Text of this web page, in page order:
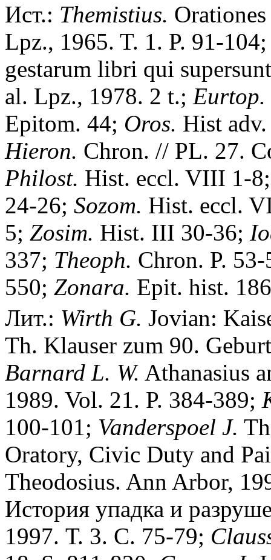
Ист.: Themistius.
Lpz., 1965. T. 1. P. 91-
gestarum libri qui
al. Lpz., 1978. 2 t.; Eurtop.
Epitom. 44; Oros. Hist
Hieron. Chron. // PL. 27.
Philost. Hist. eccl. VIII 1-
24-26; Sozom. Hist. eccl.
5; Zosim. Hist. III 30-36;
337; Theoph. Chron. P.
550; Zonara. Epit. hist.
Лит.: Wirth G. Jovian:
Th. Klauser zum 90.
Barnard L. W. Athanasius
1989. Vol. 21. P. 384-389;
100-101; Vanderspoel J.
Oratory, Civic Duty and
Theodosius. Ann Arbor,
История упадка и
1997. Т. 3. С. 75-79;